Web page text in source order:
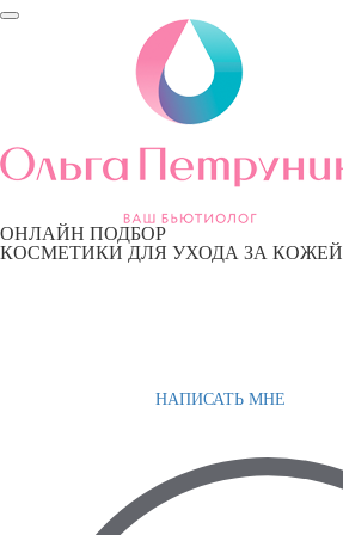
ОНЛАЙН ПОДБОР
КОСМЕТИКИ ДЛЯ УХОДА ЗА КОЖЕЙ
НАПИСАТЬ МНЕ